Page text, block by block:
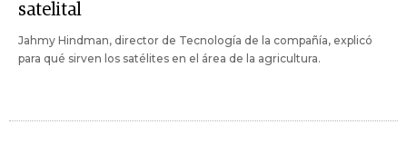
satelital
Jahmy Hindman, director de Tecnología de la compañía, explicó
para qué sirven los satélites en el área de la agricultura.